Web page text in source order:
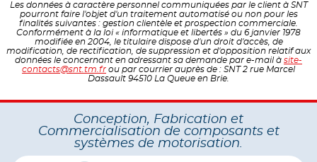
Les données à caractère personnel communiquées par le client à SNT
pourront faire l'objet d'un traitement automatisé ou non pour les
finalités suivantes : gestion clientèle et prospection commerciale.
Conformément à la loi « informatique et libertés » du 6 janvier 1978
modifiée en 2004, le titulaire dispose d'un droit d'accès, de
modification, de rectification, de suppression et d'opposition relatif aux
données le concernant en adressant sa demande par e-mail à site-
contacts@snt.tm.fr ou par courrier auprès de : SNT 2 rue Marcel
Dassault 94510 La Queue en Brie.
Conception, Fabrication et
Commercialisation de composants et
systèmes de motorisation.